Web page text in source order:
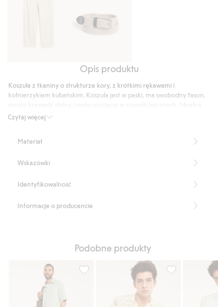
mieszanki
o
kroju
Pleciony
ze
Opis produktu
Czytaj więcej
Koszula z tkaniny o strukturze kory, z krótkimi rękawami i
kołnierzykiem kubańskim. Koszula jest w paski, ma swobodny fason,
koszula na lato, która świetnie nada się i na plażę, i na imprezę.
Kołnierzyk
Numer artykułu
Materiał
Wskazówki
Identyfikowalność
Informacje o producencie
Podobne produkty
Koszula z krótkimi rękawami, zKoszula